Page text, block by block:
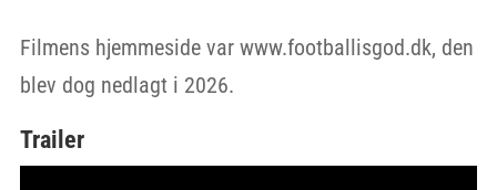
Filmens hjemmeside var www.footballisgod.dk, den
blev dog nedlagt i 2026.
Trailer